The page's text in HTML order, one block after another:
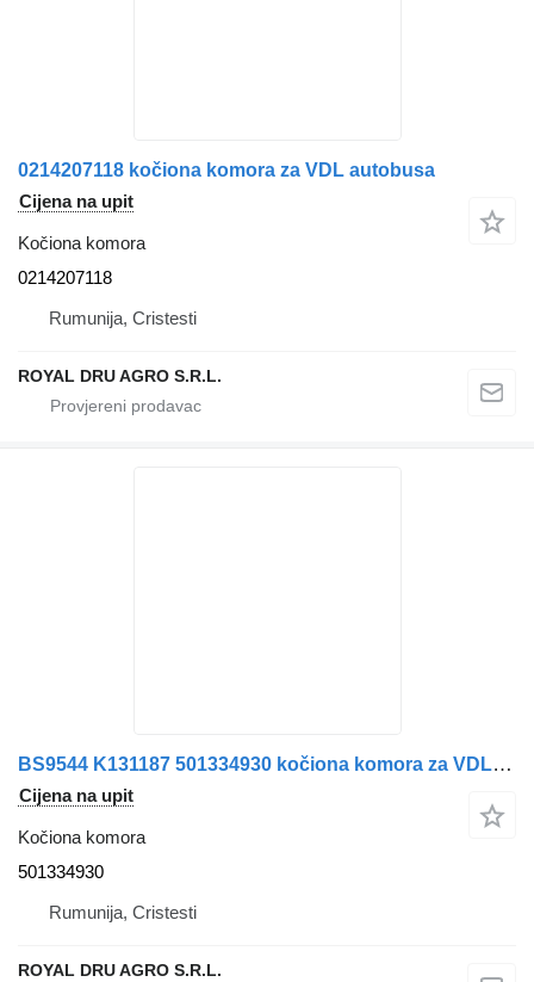
0214207118 kočiona komora za VDL autobusa
Cijena na upit
Kočiona komora
0214207118
Rumunija, Cristesti
ROYAL DRU AGRO S.R.L.
BS9544 K131187 501334930 kočiona komora za VDL autobusa
Cijena na upit
Kočiona komora
501334930
Rumunija, Cristesti
ROYAL DRU AGRO S.R.L.